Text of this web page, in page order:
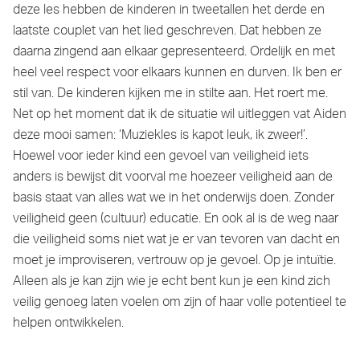
deze les hebben de kinderen in tweetallen het derde en
laatste couplet van het lied geschreven. Dat hebben ze
daarna zingend aan elkaar gepresenteerd. Ordelijk en met
heel veel respect voor elkaars kunnen en durven. Ik ben er
stil van. De kinderen kijken me in stilte aan. Het roert me.
Net op het moment dat ik de situatie wil uitleggen vat Aiden
deze mooi samen: ‘Muziekles is kapot leuk, ik zweer!’.
Hoewel voor ieder kind een gevoel van veiligheid iets
anders is bewijst dit voorval me hoezeer veiligheid aan de
basis staat van alles wat we in het onderwijs doen. Zonder
veiligheid geen (cultuur) educatie. En ook al is de weg naar
die veiligheid soms niet wat je er van tevoren van dacht en
moet je improviseren, vertrouw op je gevoel. Op je intuïtie.
Alleen als je kan zijn wie je echt bent kun je een kind zich
veilig genoeg laten voelen om zijn of haar volle potentieel te
helpen ontwikkelen.